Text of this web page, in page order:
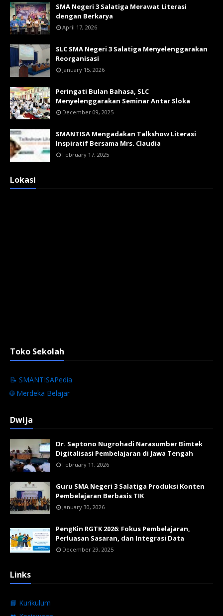
SMA Negeri 3 Salatiga Merawat Literasi
dengan Berkarya
April 17, 2026
SLC SMA Negeri 3 Salatiga Menyelenggarakan
Reorganisasi
January 15, 2026
Peringati Bulan Bahasa, SLC
Menyelenggarakan Seminar Antar Sloka
December 09, 2025
SMANTISA Mengadakan Talkshow Literasi
Inspiratif Bersama Mrs. Claudia
February 17, 2025
Lokasi
Toko Sekolah
📝 SMANTISAPedia
🌐 Merdeka Belajar
Dwija
Dr. Saptono Nugrohadi Narasumber Bimtek
Digitalisasi Pembelajaran di Jawa Tengah
February 11, 2026
Guru SMA Negeri 3 Salatiga Produksi Konten
Pembelajaran Berbasis TIK
January 30, 2026
PengKin RGTK 2026: Fokus Pembelajaran,
Perluasan Sasaran, dan Integrasi Data
December 29, 2025
Links
📘 Kurikulum